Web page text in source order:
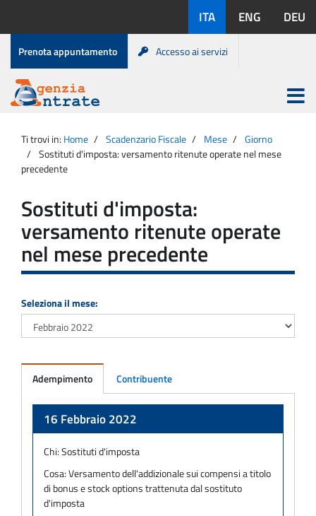
contenuto
disponibili:
ITA ENG DEU
Menu
di
servizio
Prenota appuntamento Accesso ai servizi
Agenzia
Entrate
Apri
menu
principale
Ti trovi in: Home Scadenzario Fiscale Mese
Giorno
Sostituti d'imposta: versamento ritenute operate nel mese
precedente
Sostituti d'imposta:
versamento ritenute operate
nel mese precedente
Seleziona il mese:
Adempimento Contribuente
16 Febbraio 2022
Chi:Sostituti d'imposta
Cosa:Versamento dell'addizionale sui compensi a titolo
di bonus e stock options trattenuta dal sostituto
d'imposta